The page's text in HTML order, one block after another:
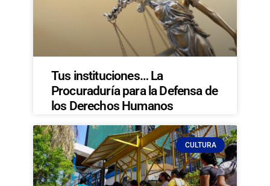
Tus instituciones… La
Procuraduría para la Defensa de
los Derechos Humanos
CULTURA